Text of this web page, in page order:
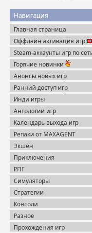
Тёмного Рыцаря (2026)
Навигация
Главная страница
Оффлайн активация игр
Steam-аккаунты игр по
Горячие новинки
Анонсы новых игр
Ранний доступ игр
Инди игры
Антологии игр
Календарь выхода игр
Репаки от MAXAGENT
Экшен
Приключения
РПГ
Симуляторы
Стратегии
Консоли
Разное
Прохождения игр